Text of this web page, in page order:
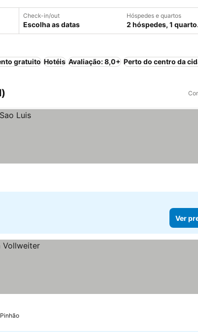
Check-in/out
Escolha as datas
Hóspedes e quartos
2 hóspedes, 1
gratuito Hotéis Avaliação: 8,0+ Perto do centro da
Ver